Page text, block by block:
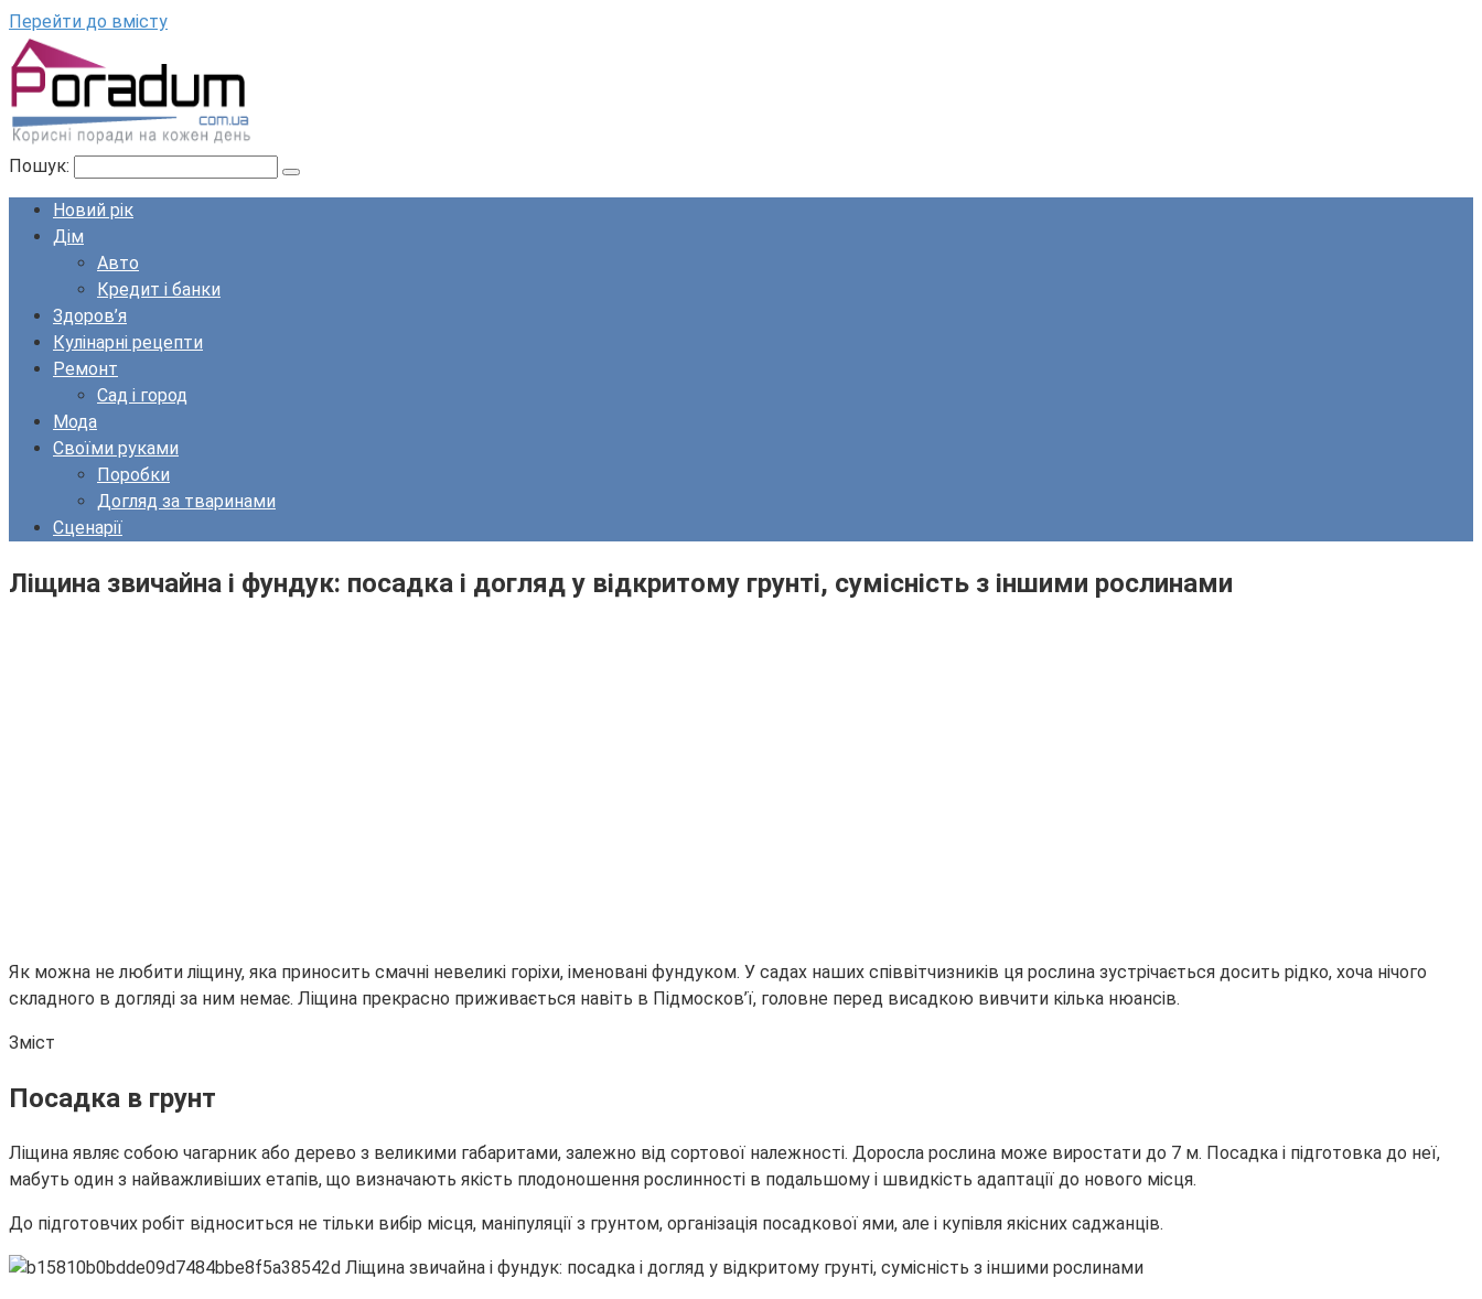
Перейти до вмісту
Пошук:
Новий рік
Дім
Авто
Кредит і банки
Здоров’я
Кулінарні рецепти
Ремонт
Сад і город
Мода
Своїми руками
Поробки
Догляд за тваринами
Сценарії
Ліщина звичайна і фундук: посадка і догляд у відкритому грунті, сумісність з іншими рослинами
Як можна не любити ліщину, яка приносить смачні невеликі горіхи, іменовані фундуком. У садах наших співвітчизників ця рослина зустрічається досить рідко, хоча нічого
складного в догляді за ним немає. Ліщина прекрасно приживається навіть в Підмосков’ї, головне перед висадкою вивчити кілька нюансів.
Зміст
Посадка в грунт
Ліщина являє собою чагарник або дерево з великими габаритами, залежно від сортової належності. Доросла рослина може виростати до 7 м. Посадка і підготовка до неї,
мабуть один з найважливіших етапів, що визначають якість плодоношення рослинності в подальшому і швидкість адаптації до нового місця.
До підготовчих робіт відноситься не тільки вибір місця, маніпуляції з грунтом, організація посадкової ями, але і купівля якісних саджанців.